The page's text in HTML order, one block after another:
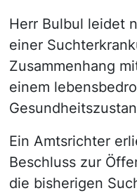
Herr Bulbul leidet
einer
Zusammenhang
einem
Ein Amtsrichter
Beschluss zur
die bisherigen